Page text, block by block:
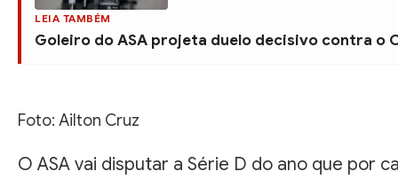
LEIA TAMBÉM
Goleiro do ASA projeta duelo decisivo contra o
Foto: Ailton Cruz
O ASA vai disputar a Série D do ano que por